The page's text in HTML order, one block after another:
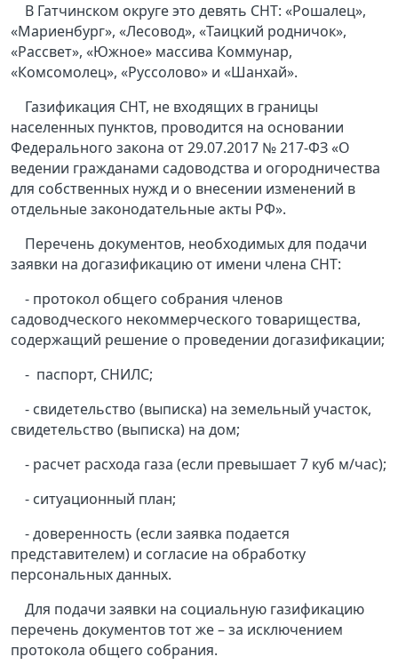
В Гатчинском округе это девять СНТ: «Рошалец»,
«Мариенбург», «Лесовод», «Таицкий родничок»,
«Рассвет», «Южное» массива Коммунар,
«Комсомолец», «Руссолово» и «Шанхай».
Газификация СНТ, не входящих в границы
населенных пунктов, проводится на основании
Федерального закона от 29.07.2017 № 217-ФЗ «О
ведении гражданами садоводства и огородничества
для собственных нужд и о внесении изменений в
отдельные законодательные акты РФ».
Перечень документов, необходимых для подачи
заявки на догазификацию от имени члена СНТ:
- протокол общего собрания членов
садоводческого некоммерческого товарищества,
содержащий решение о проведении догазификации;
- паспорт, СНИЛС;
- свидетельство (выписка) на земельный участок,
свидетельство (выписка) на дом;
- расчет расхода газа (если превышает 7 куб м/час);
- ситуационный план;
- доверенность (если заявка подается
представителем) и согласие на обработку
персональных данных.
Для подачи заявки на социальную газификацию
перечень документов тот же – за исключением
протокола общего собрания.